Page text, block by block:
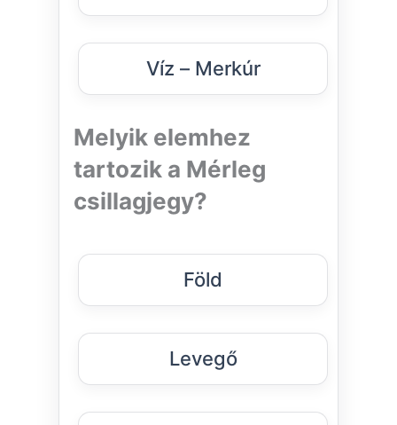
Víz – Merkúr
Melyik elemhez
tartozik a Mérleg
csillagjegy?
Föld
Levegő